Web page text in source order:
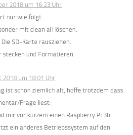
2018 um 16:23 Uhr
nur wie folgt:
mit clean all löschen.
SD-Karte rausziehen.
stecken und Formatieren.
2018 um 18:01 Uhr
ist schon ziemlich alt, hoffe trotzdem dass
Frage liest:
mir vor kurzem einen Raspberry Pi 3b
ein anderes Betriebssystem auf den